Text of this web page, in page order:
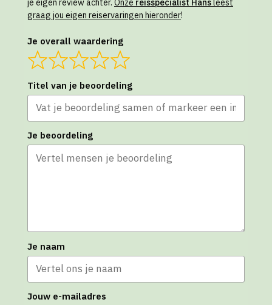
je eigen review achter. Onze reisspecialist Hansleest
graag jou eigen reiservaringen hieronder!
Je overall waardering
Titel van je beoordeling
Je beoordeling
Je naam
Jouw e-mailadres